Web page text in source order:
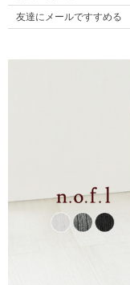
友達にメールですすめる